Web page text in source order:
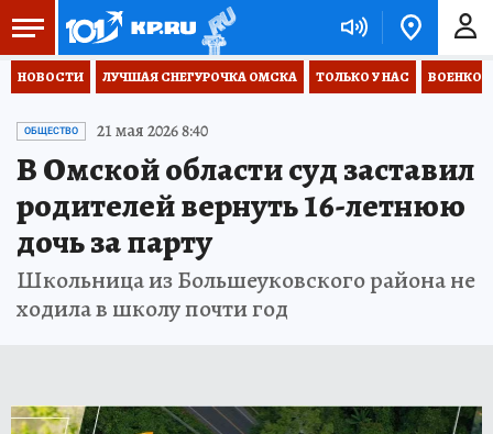
НОВОСТИ ЛУЧШАЯ СНЕГУРОЧКА ОМСКА ТОЛЬКО У НАС
ОБЩЕСТВО 21 мая 2026 8:40
В Омской области суд заставил
родителей вернуть 16-летнюю
дочь за парту
Школьница из Большеуковского района не
ходила в школу почти год